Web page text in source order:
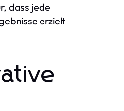
dass jede
erzielt